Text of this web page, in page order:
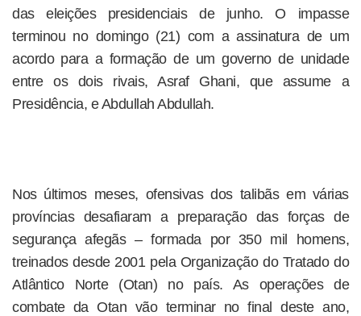
das eleições presidenciais de junho. O impasse
terminou no domingo (21) com a assinatura de um
acordo para a formação de um governo de unidade
entre os dois rivais, Asraf Ghani, que assume a
Presidência, e Abdullah Abdullah.
Nos últimos meses, ofensivas dos talibãs em várias
províncias desafiaram a preparação das forças de
segurança afegãs – formada por 350 mil homens,
treinados desde 2001 pela Organização do Tratado do
Atlântico Norte (Otan) no país. As operações de
combate da Otan vão terminar no final deste ano,